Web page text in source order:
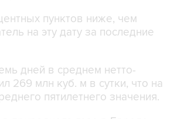
пунктов ниже, чем
на эту дату за последние
дней в среднем нетто-
269 млн куб. м в сутки, что на
пятилетнего значения.